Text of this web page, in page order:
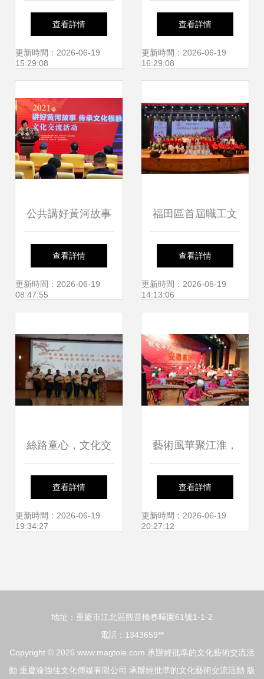
樂學院美育藝術實
踐織就文化傳承新
查看詳情
更新時間：2026-06-19
15:29:08
帆，推動文化藝術
交流的浪潮
查看詳情
更新時間：2026-06-19
16:29:08
公共講好黃河故事
傳承文化根脈 文化
交流活動在呼和浩
查看詳情
更新時間：2026-06-19
08:47:55
福田區首屆職工文
化節隆重開幕 開啟
職工文化藝術交流
查看詳情
更新時間：2026-06-19
14:13:06
絲路童心，文化交
融——2017中國國
際青年藝術周“一帶
小學舉行
查看詳情
更新時間：2026-06-19
19:34:27
藝術風華聚江淮，
十屆盛典耀華夏
——第十屆華夏藝
選拔賽隆重舉行
查看詳情
更新時間：2026-06-19
20:27:12
地址：重慶市江北區觀音橋春暉園61號1-1-2
電話：1343659**
Copyright © 2026 www.magtole.com 承辦經批準的文化藝術交流活
動 重慶渝強佳文化傳媒有限公司 承辦經批準的文化藝術交流活動 版